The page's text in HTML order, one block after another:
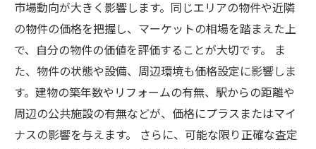
市場動向が大きく影響します。同じエリアの物件や近隣
の物件の価格を把握し、マーケットの相場を踏まえた上
で、自分の物件の価値を評価することが大切です。 ま
た、物件の状態や設備、周辺環境も価格設定に影響しま
す。建物の築年数やリフォームの有無、駅からの距離や
周辺の公共施設の有無などが、価格にプラスまたはマイ
ナスの影響を与えます。 さらに、可能な限り正確な査定